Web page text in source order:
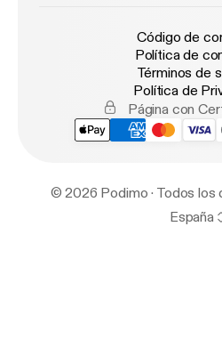
Código de
Política de
Términos de
Política de
Página con
© 2026 Podimo · Todos
España